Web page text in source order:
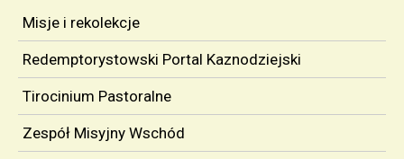
Misje i rekolekcje
Redemptorystowski Portal Kaznodziejski
Tirocinium Pastoralne
Zespół Misyjny Wschód